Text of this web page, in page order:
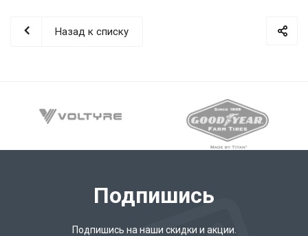
Назад к списку
Подпишись
Подпишись на наши скидки и акции.